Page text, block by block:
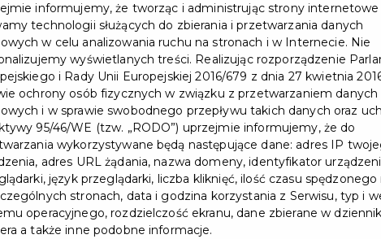
informujemy, że tworząc i administrując strony internetowe
technologii służących do zbierania i przetwarzania danych
w celu analizowania ruchu na stronach i w Internecie. Nie
wyświetlanych treści. Realizując rozporządzenie
i Rady Unii Europejskiej 2016/679 z dnia 27 kwietnia
ochrony osób fizycznych w związku z przetwarzaniem danych
i w sprawie swobodnego przepływu takich danych oraz
95/46/WE (tzw. „RODO”) uprzejmie informujemy, że do
wykorzystywane będą następujące dane: adres IP
adres URL żądania, nazwa domeny, identyfikator
język przeglądarki, liczba kliknięć, ilość czasu spędzonego
stronach, data i godzina korzystania z Serwisu, typ i
operacyjnego, rozdzielczość ekranu, dane zbierane w
a także inne podobne informacje.